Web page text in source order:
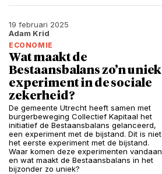
19 februari 2025
Adam Krid
ECONOMIE
Wat maakt de
Bestaansbalans zo’n uniek
experiment in de sociale
zekerheid?
De gemeente Utrecht heeft samen met
burgerbeweging Collectief Kapitaal het
initiatief de Bestaansbalans gelanceerd,
een experiment met de bijstand. Dit is niet
het eerste experiment met de bijstand.
Waar komen deze experimenten vandaan
en wat maakt de Bestaansbalans in het
bijzonder zo uniek?